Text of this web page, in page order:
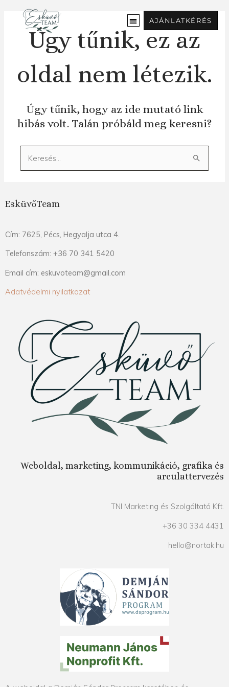
tartalomra
AJÁNLATKÉRÉS
Úgy tűnik, ez az
oldal nem létezik.
Úgy tűnik, hogy az ide mutató link
hibás volt. Talán próbáld meg keresni?
Keresés:
EsküvőTeam
Cím: 7625, Pécs, Hegyalja utca 4.
Telefonszám: +36 70 341 5420
Email cím: eskuvoteam@gmail.com
Adatvédelmi nyilatkozat
Weboldal, marketing, kommunikáció, grafika és
arculattervezés
TNI Marketing és Szolgáltató Kft.
+36 30 334 4431
hello@nortak.hu